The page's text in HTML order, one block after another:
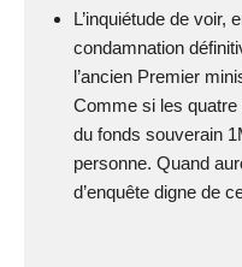
L’inquiétude de voir,
condamnation
l’ancien Premier
Comme si les
du fonds souverain
personne. Quand
d’enquête digne de